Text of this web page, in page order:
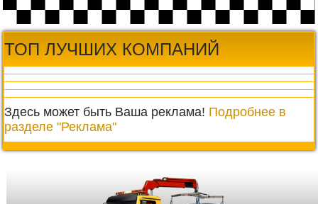
ТОП ЛУЧШИХ КОМПАНИЙ
Здесь может быть Ваша реклама! Подробнее в
разделе "Реклама"